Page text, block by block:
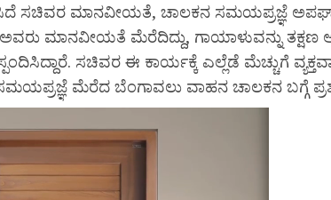
ಸಚಿವರ ಮಾನವೀಯತೆ, ಚಾಲಕನ ಸಮಯಪ್ರಜ್ಞೆ
ಮಾನವೀಯತೆ ಮೆರೆದಿದ್ದು, ಗಾಯಾಳುವನ್ನು ತಕ್ಷಣ
ಸಚಿವರ ಈ ಕಾರ್ಯಕ್ಕೆ ಎಲ್ಲೆಡೆ ಮೆಚ್ಚುಗೆ
ಮೆರೆದ ಬೆಂಗಾವಲು ವಾಹನ ಚಾಲಕನ ಬಗ್ಗೆ